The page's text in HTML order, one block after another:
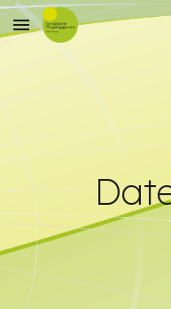
Skip to main content